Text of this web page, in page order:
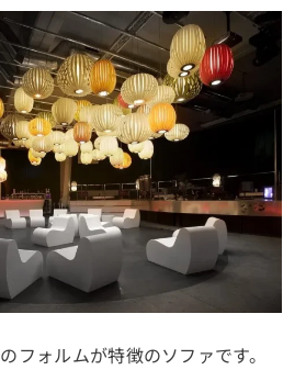
フォルムが特徴のソファです。